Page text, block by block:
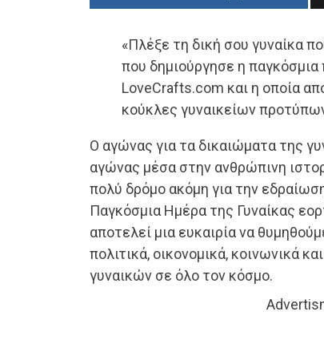
«Πλέξε τη δική σου γυναίκα
που δημιούργησε η
LoveCrafts.com και η οποία
κούκλες γυναικείων
Ο αγώνας για τα δικαιώματα της
αγώνας μέσα στην ανθρώπινη
πολύ δρόμο ακόμη για την
Παγκόσμια Ημέρα της Γυναίκας
αποτελεί μια ευκαιρία να
πολιτικά, οικονομικά, κοινωνικά
γυναικών σε όλο τον κόσμο.